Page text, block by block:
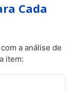
Cada
a análise de
item: